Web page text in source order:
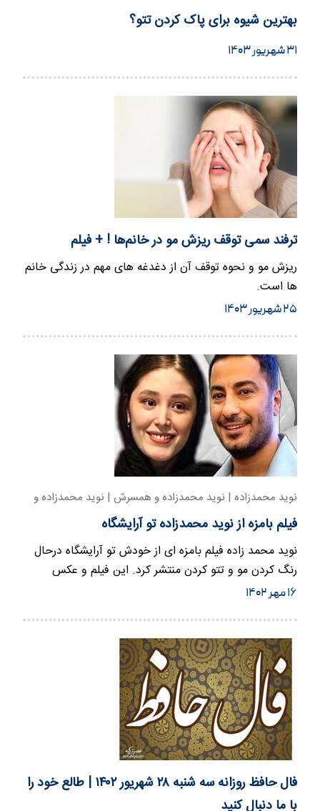
بهترین شیوه برای پاک کردن تتو؟
۳۱ شهریور ۱۴۰۳
ترفند سمی توقف ریزش مو در خانم‌ها ! + فیلم
ریزش مو و نحوه توقف آن از دغدغه های مهم در زندگی خانم
ها است.
۲۵ شهریور ۱۴۰۳
نوید محمدزاده | نوید محمدزاده و همسرش | نوید محمدزاده و
فرشته حسینی
فیلم بامزه از نوید محمدزاده تو آرایشگاه
نوید محمد زاده فیلم بامزه ای از خودش تو آرایشگاه درحال
رنگ کردن مو و تتو کردن منتشر کرد‌. این فیلم و عکس
جنجالی را با…
۱۶ مهر ۱۴۰۲
فال حافظ روزانه سه شنبه ۲۸ شهریور ۱۴۰۲ | طالع خود را
با ما دنبال کنید